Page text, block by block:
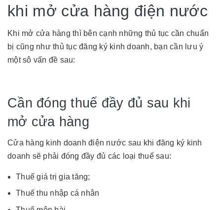
khi mở cửa hàng điện nước
Khi mở cửa hàng thì bên cạnh những thủ tục cần chuẩn
bị cũng như thủ tục đăng ký kinh doanh, bạn cần lưu ý
một sô vấn đề sau:
Cần đóng thuế đầy đủ sau khi
mở cửa hàng
Cửa hàng kinh doanh điện nước sau khi đăng ký kinh
doanh sẽ phải đóng đầy đủ các loại thuế sau:
Thuế giá trị gia tăng;
Thuế thu nhập cá nhân